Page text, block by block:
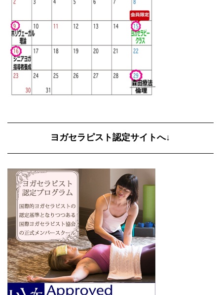
ヨガセラピスト認定サイトへ↓